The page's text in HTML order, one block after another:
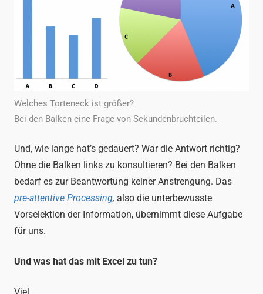
Welches Torteneck ist größer?
Bei den Balken eine Frage von Sekundenbruchteilen.
Und, wie lange hat’s gedauert? War die Antwort richtig?
Ohne die Balken links zu konsultieren? Bei den Balken
bedarf es zur Beantwortung keiner Anstrengung. Das
pre-attentive Processing, also die unterbewusste
Vorselektion der Information, übernimmt diese Aufgabe
für uns.
Und was hat das mit Excel zu tun?